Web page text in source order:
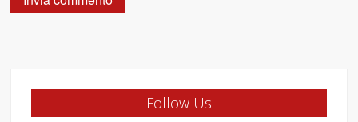
Follow Us